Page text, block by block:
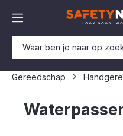
Gereedschap